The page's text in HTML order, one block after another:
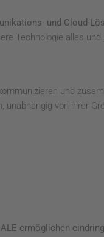
und Cloud-
Technologie alles und
und
von ihrer
ermöglichen